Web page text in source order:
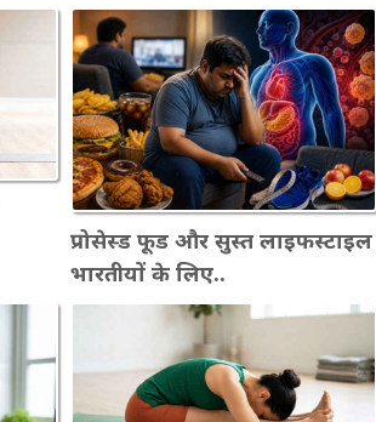
प्रोसेस्ड फूड और सुस्त लाइफस्टाइल
भारतीयों के लिए..